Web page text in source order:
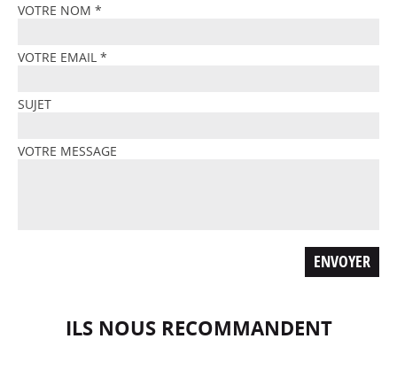
VOTRE NOM *
VOTRE EMAIL *
SUJET
VOTRE MESSAGE
ILS NOUS RECOMMANDENT